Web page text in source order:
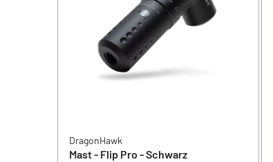
DragonHawk
Mast - Flip Pro - Schwarz